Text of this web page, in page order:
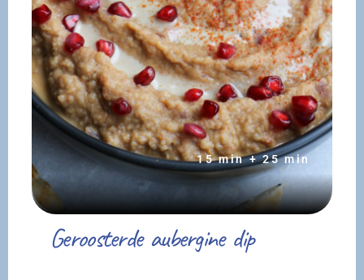
Geroosterde aubergine dip
15 min + 25 min